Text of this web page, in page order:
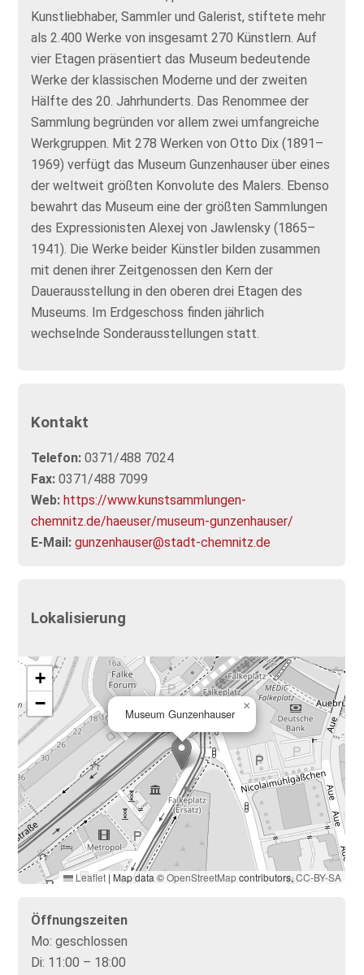
Kunstliebhaber, Sammler und Galerist, stiftete mehr
als 2.400 Werke von insgesamt 270 Künstlern. Auf
vier Etagen präsentiert das Museum bedeutende
Werke der klassischen Moderne und der zweiten
Hälfte des 20. Jahrhunderts. Das Renommee der
Sammlung begründen vor allem zwei umfangreiche
Werkgruppen. Mit 278 Werken von Otto Dix (1891–
1969) verfügt das Museum Gunzenhauser über eines
der weltweit größten Konvolute des Malers. Ebenso
bewahrt das Museum eine der größten Sammlungen
des Expressionisten Alexej von Jawlensky (1865–
1941). Die Werke beider Künstler bilden zusammen
mit denen ihrer Zeitgenossen den Kern der
Dauerausstellung in den oberen drei Etagen des
Museums. Im Erdgeschoss finden jährlich
wechselnde Sonderausstellungen statt.
Kontakt
Telefon: 0371/488 7024
Fax: 0371/488 7099
Web: https://www.kunstsammlungen-
chemnitz.de/haeuser/museum-gunzenhauser/
E-Mail: gunzenhauser@stadt-chemnitz.de
Lokalisierung
Museum Gunzenhauser
×
+
−
Leaflet | Map data ©OpenStreetMapcontributors,CC-BY-SA
Öffnungszeiten
Mo: geschlossen
Di: 11:00 – 18:00